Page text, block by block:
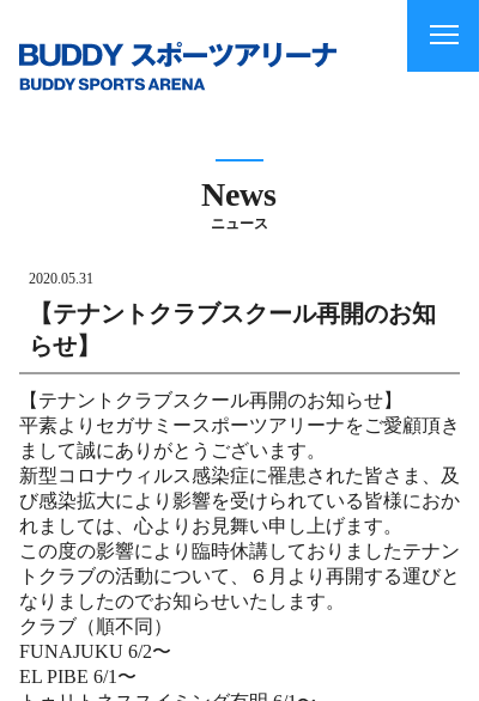
News
ニュース
2020.05.31
【テナントクラブスクール再開のお知
らせ】
【テナントクラブスクール再開のお知らせ】
平素よりセガサミースポーツアリーナをご愛顧頂き
まして誠にありがとうございます。
新型コロナウィルス感染症に罹患された皆さま、及
び感染拡大により影響を受けられている皆様におか
れましては、心よりお見舞い申し上げます。
この度の影響により臨時休講しておりましたテナン
トクラブの活動について、６月より再開する運びと
なりましたのでお知らせいたします。
クラブ（順不同）
FUNAJUKU 6/2〜
EL PIBE 6/1〜